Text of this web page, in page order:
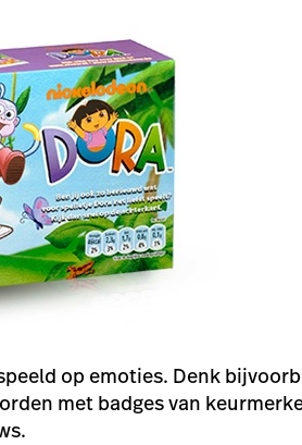
op emoties. Denk
met badges van